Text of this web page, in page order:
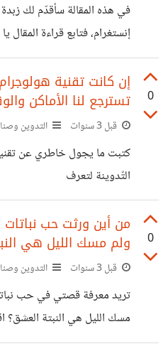
في هذه المقالة سأقدّم لك
إنستغرام، فتابع قراءة المقال
2023/11/
3-
%d9%85%d9%86-
0
إن كانت تقنية
تسترجع لنا الأماكن
قبل 3 سنوات التدوين
كتبت ما يجول خاطري عن تقنية
التّدوينة لتعرف
2023/11/
14/%d8%a5%d9%86-
%b1%d8%a7%d9%85-
0
من أين ورثت حب نباتات
ولم مسك الليل هي
قبل 3 سنوات التدوين
تريد معرفة قصتي في حب
2023/11/